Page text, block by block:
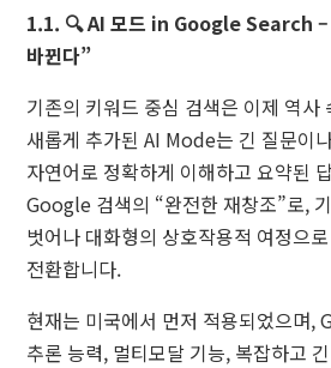
1.1. 🔍 AI 모드 in Google Search –
바뀐다”
기존의 키워드 중심 검색은 이제 역사
새롭게 추가된 AI Mode는 긴 질문이
자연어로 정확하게 이해하고 요약된
Google 검색의 “완전한 재창조”로,
벗어나 대화형의 상호작용적 여정으
전환합니다.
현재는 미국에서 먼저 적용되었으며,
추론 능력, 멀티모달 기능, 복잡하고